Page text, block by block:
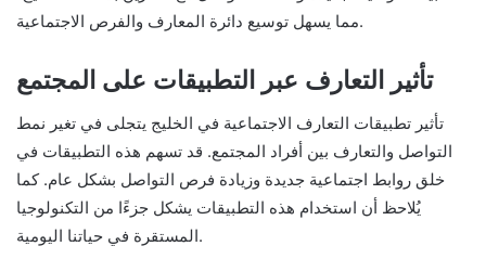
مما يسهل توسيع دائرة المعارف والفرص الاجتماعية.
تأثير التعارف عبر التطبيقات على المجتمع
تأثير تطبيقات التعارف الاجتماعية في الخليج يتجلى في تغير نمط
التواصل والتعارف بين أفراد المجتمع. قد تسهم هذه التطبيقات في
خلق روابط اجتماعية جديدة وزيادة فرص التواصل بشكل عام. كما
يُلاحظ أن استخدام هذه التطبيقات يشكل جزءًا من التكنولوجيا
المستقرة في حياتنا اليومية.